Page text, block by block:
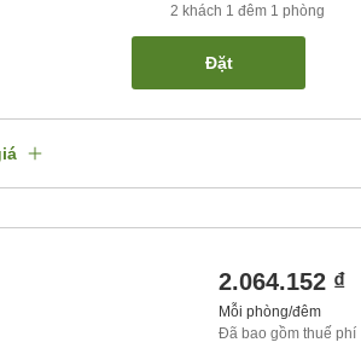
2 khách 1 đêm 1 phòng
Đặt
2.064.152 ₫
Mỗi phòng/đêm
Đã bao gồm thuế phí